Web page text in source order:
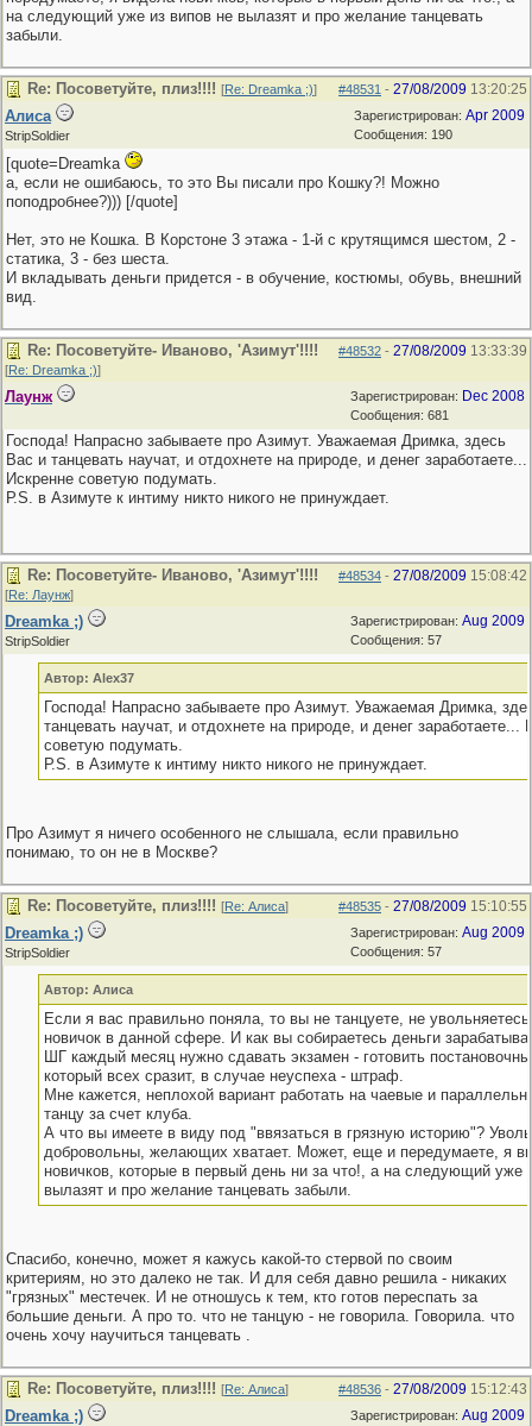
на следующий уже из випов не вылазят и про желание танцевать
забыли.
#48531 - 27/08/2009 13:20:25
Re: Посоветуйте, плиз!!!! [Re: Dreamka ;)]
Зарегистрирован: Apr 2009
Сообщения: 190
Алиса
StripSoldier
[quote=Dreamka
а, если не ошибаюсь, то это Вы писали про Кошку?! Можно
поподробнее?))) [/quote]
Нет, это не Кошка. В Корстоне 3 этажа - 1-й с крутящимся шестом, 2 -
статика, 3 - без шеста.
И вкладывать деньги придется - в обучение, костюмы, обувь, внешний
вид.
#48532 - 27/08/2009 13:33:39
Re: Посоветуйте- Иваново, 'Азимут'!!!!
[Re: Dreamka ;)]
Зарегистрирован: Dec 2008
Сообщения: 681
Лаунж
Господа! Напрасно забываете про Азимут. Уважаемая Дримка, здесь
Вас и танцевать научат, и отдохнете на природе, и денег заработаете...
Искренне советую подумать.
Р.S. в Азимуте к интиму никто никого не принуждает.
#48534 - 27/08/2009 15:08:42
Re: Посоветуйте- Иваново, 'Азимут'!!!!
[Re: Лаунж]
Зарегистрирован: Aug 2009
Сообщения: 57
Dreamka ;)
StripSoldier
Автор: Alex37
Господа! Напрасно забываете про Азимут. Уважаемая Дримка,
танцевать научат, и отдохнете на природе, и денег заработаете...
советую подумать.
Р.S. в Азимуте к интиму никто никого не принуждает.
Про Азимут я ничего особенного не слышала, если правильно
понимаю, то он не в Москве?
#48535 - 27/08/2009 15:10:55
Re: Посоветуйте, плиз!!!! [Re: Алиса]
Зарегистрирован: Aug 2009
Сообщения: 57
Dreamka ;)
StripSoldier
Автор: Алиса
Если я вас правильно поняла, то вы не танцуете, не
новичок в данной сфере. И как вы собираетесь деньги
ШГ каждый месяц нужно сдавать экзамен - готовить
который всех сразит, в случае неуспеха - штраф.
Мне кажется, неплохой вариант работать на чаевые и
танцу за счет клуба.
А что вы имеете в виду под "ввязаться в грязную историю"?
добровольны, желающих хватает. Может, еще и передумаете, я
новичков, которые в первый день ни за что!, а на следующий уже
вылазят и про желание танцевать забыли.
Спасибо, конечно, может я кажусь какой-то стервой по своим
критериям, но это далеко не так. И для себя давно решила - никаких
"грязных" местечек. И не отношусь к тем, кто готов переспать за
большие деньги. А про то. что не танцую - не говорила. Говорила. что
очень хочу научиться танцевать .
#48536 - 27/08/2009 15:12:43
Re: Посоветуйте, плиз!!!! [Re: Алиса]
Зарегистрирован: Aug 2009
Dreamka ;)